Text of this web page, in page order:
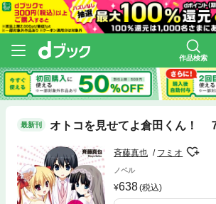
作品検索
最新刊 オトコを見せてよ倉田くん！
斉藤真也 フミオ
ノベル
638(税込)